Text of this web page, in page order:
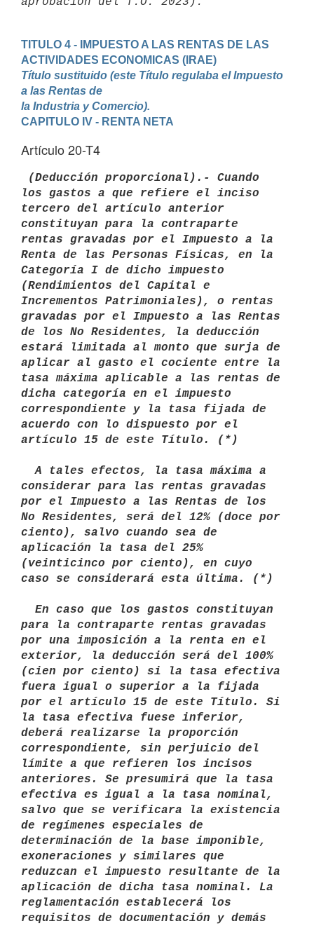
TITULO 4 - IMPUESTO A LAS RENTAS DE LAS
Título sustituido (este Título regulaba el Impuesto
a las Rentas de
la Industria y Comercio).
CAPITULO IV - RENTA NETA
Artículo 20-T4
los gastos a que refiere el inciso
tercero del artículo anterior
constituyan para la contraparte
rentas gravadas por el Impuesto a la
Renta de las Personas Físicas, en la
Categoría I de dicho impuesto
(Rendimientos del Capital e
Incrementos Patrimoniales), o rentas
gravadas por el Impuesto a las Rentas
de los No Residentes, la deducción
estará limitada al monto que surja de
aplicar al gasto el cociente entre la
tasa máxima aplicable a las rentas de
dicha categoría en el impuesto
correspondiente y la tasa fijada de
acuerdo con lo dispuesto por el
artículo 15 de este Título. (*)
  A tales efectos, la tasa máxima a
considerar para las rentas gravadas
por el Impuesto a las Rentas de los
No Residentes, será del 12% (doce por
ciento), salvo cuando sea de
aplicación la tasa del 25%
(veinticinco por ciento), en cuyo
caso se considerará esta última. (*)
para la contraparte rentas gravadas
por una imposición a la renta en el
exterior, la deducción será del 100%
(cien por ciento) si la tasa efectiva
fuera igual o superior a la fijada
por el artículo 15 de este Título. Si
la tasa efectiva fuese inferior,
deberá realizarse la proporción
correspondiente, sin perjuicio del
límite a que refieren los incisos
anteriores. Se presumirá que la tasa
efectiva es igual a la tasa nominal,
salvo que se verificara la existencia
de regímenes especiales de
determinación de la base imponible,
exoneraciones y similares que
reduzcan el impuesto resultante de la
aplicación de dicha tasa nominal. La
reglamentación establecerá los
requisitos de documentación y demás